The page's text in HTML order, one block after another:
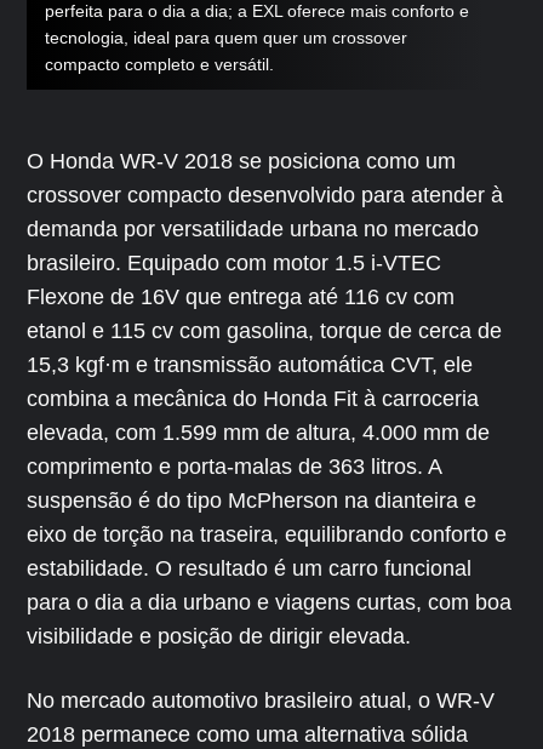
perfeita para o dia a dia; a EXL oferece mais conforto e
tecnologia, ideal para quem quer um crossover
compacto completo e versátil.
O Honda WR-V 2018 se posiciona como um
crossover compacto desenvolvido para atender à
demanda por versatilidade urbana no mercado
brasileiro. Equipado com motor 1.5 i-VTEC
Flexone de 16V que entrega até 116 cv com
etanol e 115 cv com gasolina, torque de cerca de
15,3 kgf·m e transmissão automática CVT, ele
combina a mecânica do Honda Fit à carroceria
elevada, com 1.599 mm de altura, 4.000 mm de
comprimento e porta-malas de 363 litros. A
suspensão é do tipo McPherson na dianteira e
eixo de torção na traseira, equilibrando conforto e
estabilidade. O resultado é um carro funcional
para o dia a dia urbano e viagens curtas, com boa
visibilidade e posição de dirigir elevada.
No mercado automotivo brasileiro atual, o WR-V
2018 permanece como uma alternativa sólida